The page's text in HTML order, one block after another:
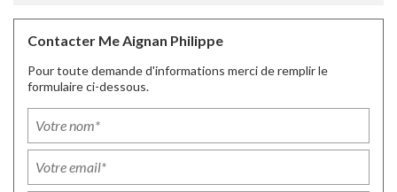
Contacter Me Aignan Philippe
Pour toute demande d'informations merci de remplir le
formulaire ci-dessous.